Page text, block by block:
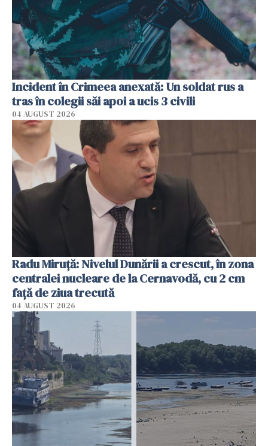
Incident în Crimeea anexată: Un soldat rus a
tras în colegii săi apoi a ucis 3 civili
04 AUGUST 2026
Radu Miruţă: Nivelul Dunării a crescut, în zona
centralei nucleare de la Cernavodă, cu 2 cm
faţă de ziua trecută
04 AUGUST 2026